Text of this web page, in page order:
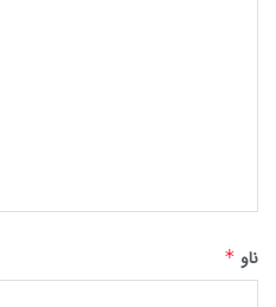
ناو *